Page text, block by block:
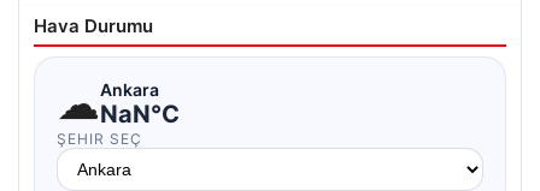
Hava Durumu
☁Ankara
NaN°C
ŞEHIR SEÇ